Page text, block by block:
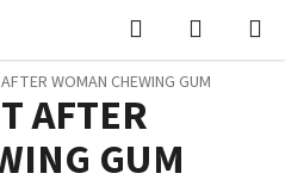
Hledat
KOŠÍK
WOMAN CHEWING GUM
AFTER
GUM